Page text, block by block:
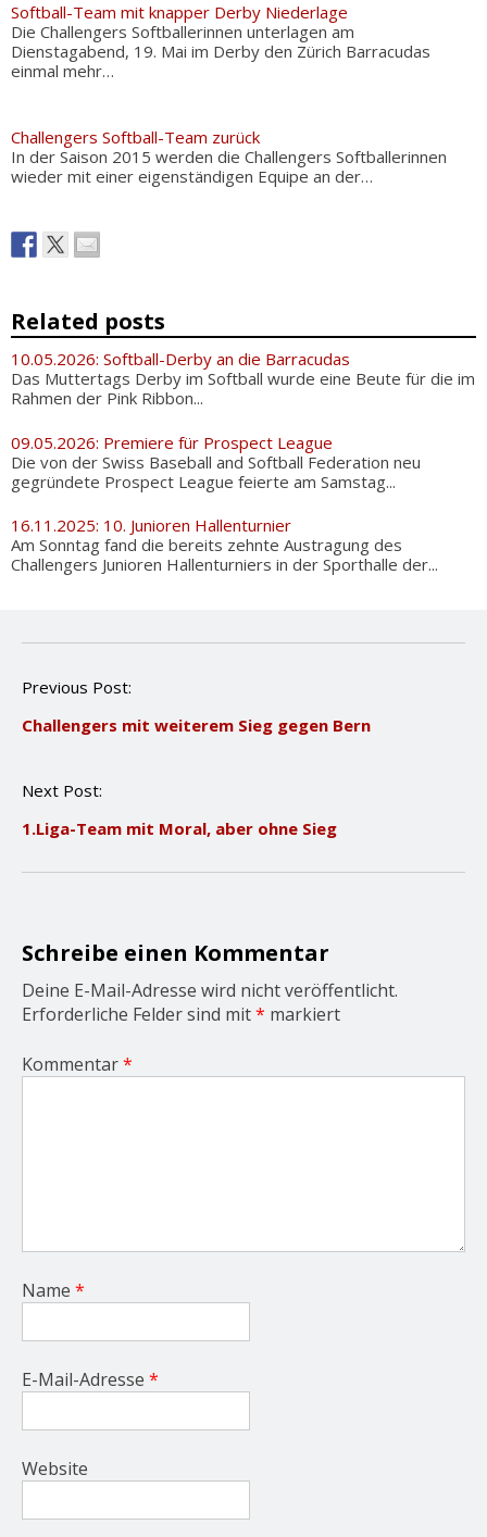
Softball-Team mit knapper Derby Niederlage
Die Challengers Softballerinnen unterlagen am
Dienstagabend, 19. Mai im Derby den Zürich Barracudas
einmal mehr…
Challengers Softball-Team zurück
In der Saison 2015 werden die Challengers Softballerinnen
wieder mit einer eigenständigen Equipe an der…
Related posts
10.05.2026: Softball-Derby an die Barracudas
Das Muttertags Derby im Softball wurde eine Beute für die im
Rahmen der Pink Ribbon...
09.05.2026: Premiere für Prospect League
Die von der Swiss Baseball and Softball Federation neu
gegründete Prospect League feierte am Samstag...
16.11.2025: 10. Junioren Hallenturnier
Am Sonntag fand die bereits zehnte Austragung des
Challengers Junioren Hallenturniers in der Sporthalle der...
P
s
a
o
n
Previous Post:
Challengers mit weiterem Sieg gegen Bern
Next Post:
1.Liga-Team mit Moral, aber ohne Sieg
Schreibe einen Kommentar
Deine E-Mail-Adresse wird nicht veröffentlicht.
Erforderliche Felder sind mit* markiert
Kommentar*
Name *
E-Mail-Adresse *
Website